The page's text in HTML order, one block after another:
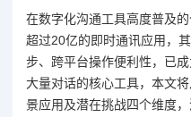
在数字化沟通工具高度普及
超过20亿的即时通讯应用，
步、跨平台操作便利性，已
大量对话的核心工具，本文
景应用及潜在挑战四个维度